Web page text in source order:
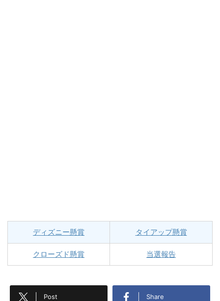
ディズニー懸賞 タイアップ懸賞
クローズド懸賞 当選報告
Post Share